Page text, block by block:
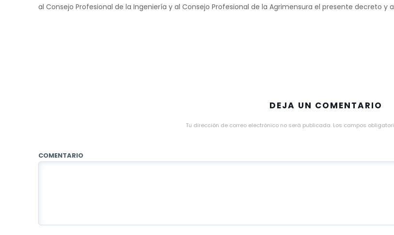
al Consejo Profesional de la Ingeniería y al Consejo Profesional de la Agrimensura el presente decreto y
DEJA UN COMENTARIO
Tu dirección de correo electrónico no será publicada. Los campos
COMENTARIO